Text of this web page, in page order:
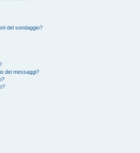
del sondaggio?
dei messaggi?